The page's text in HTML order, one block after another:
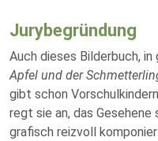
Jurybegründung
Auch dieses Bilderbuch,
Apfel und der
gibt schon
regt sie an, das
grafisch reizvoll